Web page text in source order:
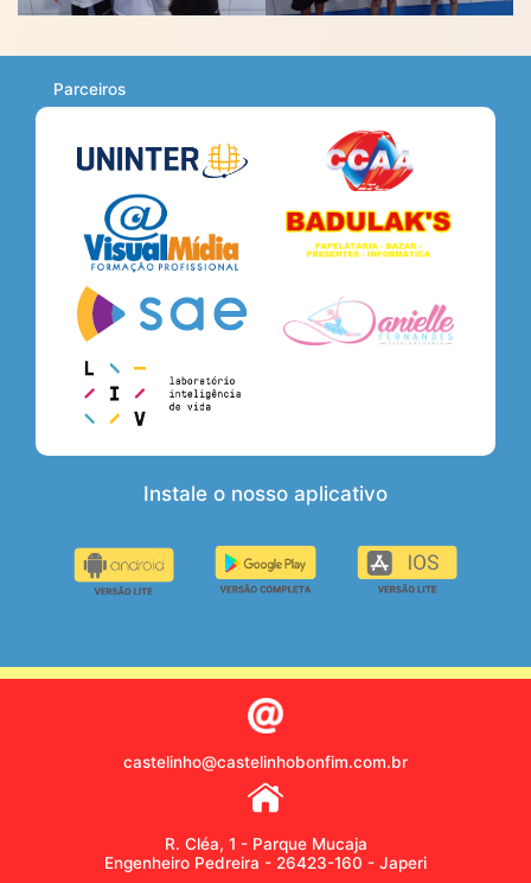
Parceiros
Instale o nosso aplicativo
castelinho@castelinhobonfim.com.br
R. Cléa, 1 - Parque Mucaja
Engenheiro Pedreira - 26423-160 - Japeri